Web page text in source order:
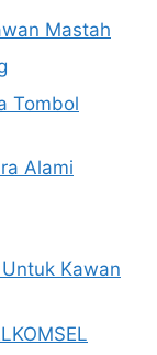
Mastah
Tombol
Alami
Kawan